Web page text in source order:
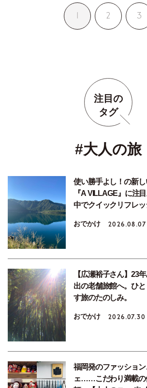
1 2 3
注目の
タグ
#大人の旅
使い勝手よし！の新
『A VILLAGE』に注
中でクイックリフレッ
おでかけ 2026.08.07
【広瀬裕子さん】23
出の老舗旅館へ。ひ
す旅のたのしみ。
おでかけ 2026.07.30
福岡発のファッショ
ェ……こだわり満載の